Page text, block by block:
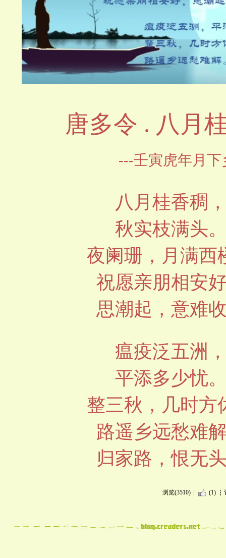
唐多令 . 八月
---壬寅虎年月下
八月桂香稠
秋实枝满头
夜阑珊，月满西
祝愿亲朋相安
思潮起，意难
瘟疫泛五洲
平添多少忧
整三秋，几时方
路遥乡远愁难
归家路，恨无
浏览(3510) (1)